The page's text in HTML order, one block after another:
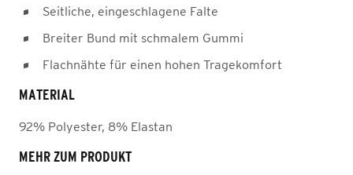
Seitliche, eingeschlagene Falte
Breiter Bund mit schmalem Gummi
Flachnähte für einen hohen Tragekomfort
MATERIAL
92% Polyester, 8% Elastan
MEHR ZUM PRODUKT